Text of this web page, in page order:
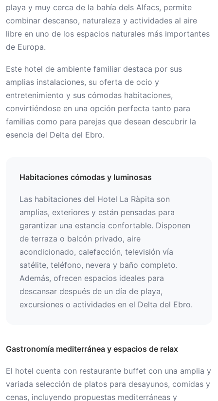
playa y muy cerca de la bahía dels Alfacs, permite
combinar descanso, naturaleza y actividades al aire
libre en uno de los espacios naturales más importantes
de Europa.
Este hotel de ambiente familiar destaca por sus
amplias instalaciones, su oferta de ocio y
entretenimiento y sus cómodas habitaciones,
convirtiéndose en una opción perfecta tanto para
familias como para parejas que desean descubrir la
esencia del Delta del Ebro.
Habitaciones cómodas y luminosas
Las habitaciones del Hotel La Ràpita son
amplias, exteriores y están pensadas para
garantizar una estancia confortable. Disponen
de terraza o balcón privado, aire
acondicionado, calefacción, televisión vía
satélite, teléfono, nevera y baño completo.
Además, ofrecen espacios ideales para
descansar después de un día de playa,
excursiones o actividades en el Delta del Ebro.
Gastronomía mediterránea y espacios de relax
El hotel cuenta con restaurante buffet con una amplia y
variada selección de platos para desayunos, comidas y
cenas, incluyendo propuestas mediterráneas y